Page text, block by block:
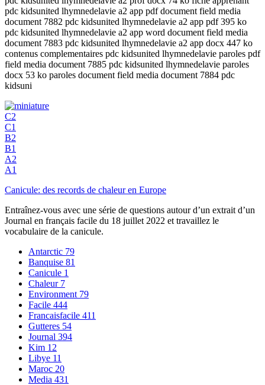
pdc kidsunited lhymnedelavie a2 app pdf document field media
document 7882 pdc kidsunited lhymnedelavie a2 app pdf 395 ko
pdc kidsunited lhymnedelavie a2 app word document field media
document 7883 pdc kidsunited lhymnedelavie a2 app docx 447 ko
contenus complementaires pdc kidsunited lhymnedelavie paroles pdf
field media document 7885 pdc kidsunited lhymnedelavie paroles
docx 53 ko paroles document field media document 7884 pdc
kidsuni
C2
C1
B2
B1
A2
A1
Canicule: des records de chaleur en Europe
Entraînez-vous avec une série de questions autour d’un extrait d’un
Journal en français facile du 18 juillet 2022 et travaillez le
vocabulaire de la canicule.
Antarctic 79
Banquise 81
Canicule 1
Chaleur 7
Environment 79
Facile 444
Francaisfacile 411
Gutteres 54
Journal 394
Kim 12
Libye 11
Maroc 20
Media 431